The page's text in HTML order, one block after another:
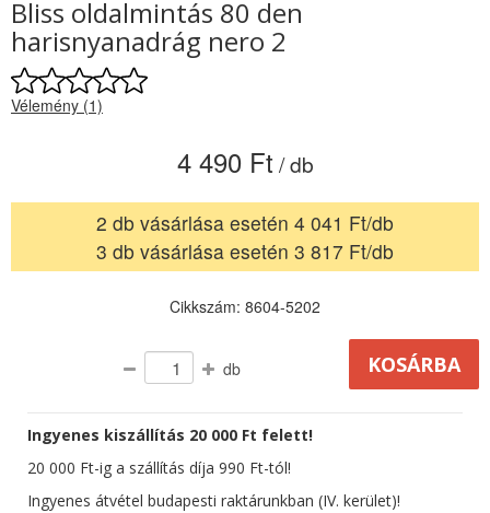
Bliss oldalmintás 80 den
harisnyanadrág nero 2
Vélemény (1)
4 490 Ft / db
2 db vásárlása esetén 4 041 Ft/db
3 db vásárlása esetén 3 817 Ft/db
Cikkszám: 8604-5202
db
Ingyenes kiszállítás 20 000 Ft felett!
20 000 Ft-ig a szállítás díja 990 Ft-tól!
Ingyenes átvétel budapesti raktárunkban (IV. kerület)!